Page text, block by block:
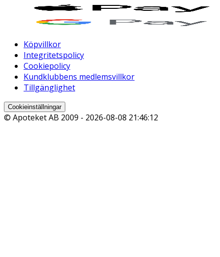
Köpvillkor
Integritetspolicy
Cookiepolicy
Kundklubbens medlemsvillkor
Tillgänglighet
Cookieinställningar
© Apoteket AB 2009 - 2026-08-08 21:46:12